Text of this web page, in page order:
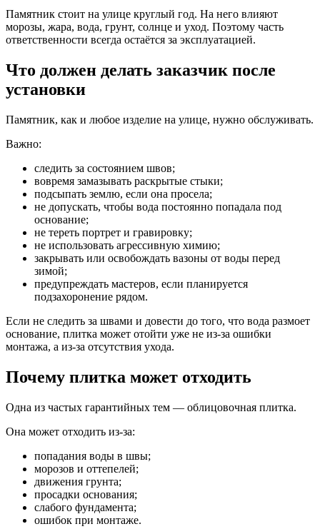
Памятник стоит на улице круглый год. На него влияют
морозы, жара, вода, грунт, солнце и уход. Поэтому часть
ответственности всегда остаётся за эксплуатацией.
Что должен делать заказчик после
установки
Памятник, как и любое изделие на улице, нужно обслуживать.
Важно:
следить за состоянием швов;
вовремя замазывать раскрытые стыки;
подсыпать землю, если она просела;
не допускать, чтобы вода постоянно попадала под
основание;
не тереть портрет и гравировку;
не использовать агрессивную химию;
закрывать или освобождать вазоны от воды перед
зимой;
предупреждать мастеров, если планируется
подзахоронение рядом.
Если не следить за швами и довести до того, что вода размоет
основание, плитка может отойти уже не из-за ошибки
монтажа, а из-за отсутствия ухода.
Почему плитка может отходить
Одна из частых гарантийных тем — облицовочная плитка.
Она может отходить из-за:
попадания воды в швы;
морозов и оттепелей;
движения грунта;
просадки основания;
слабого фундамента;
ошибок при монтаже.